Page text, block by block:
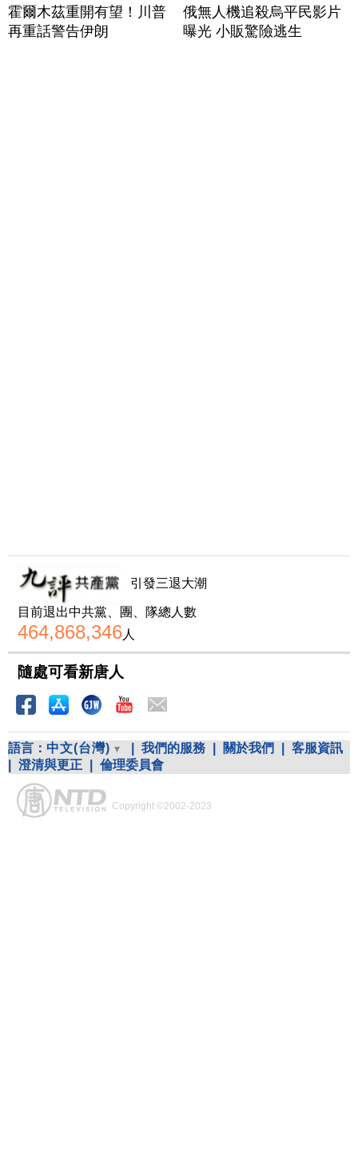
霍爾木茲重開有望！川普
再重話警告伊朗
俄無人機追殺烏平民影片
曝光 小販驚險逃生
引發三退大潮
目前退出中共黨、團、隊總人數
464,868,346人
隨處可看新唐人
語言： 中文(台灣) 我們的服務 關於我們
客服資訊
澄清與更正 倫理委員會
Copyright ©2002-2023